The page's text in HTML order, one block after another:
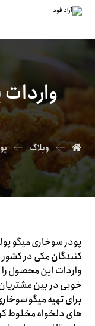
وبلاگ
پودر سوخاری میگو
کنندگان مکی در کشور
واردات این محصول را
خوبی در بین
برای تهیه میگو